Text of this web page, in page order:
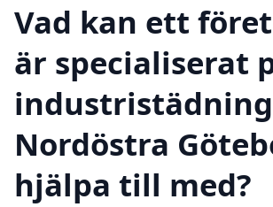
Vad kan ett
är specialiserat
Nordöstra
hjälpa till med?